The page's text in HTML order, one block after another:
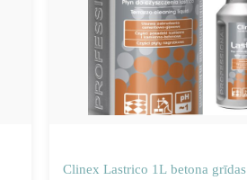
Clinex Lastrico 1L betona grīdas